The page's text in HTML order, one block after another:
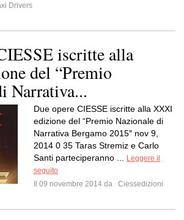
Drivers
iscritte alla
del “Premio
Narrativa...
Due opere CIESSE iscritte alla XXXI
edizione del “Premio Nazionale di
Narrativa Bergamo 2015″ nov 9,
2014 0 35 Taras Stremiz e Carlo
Santi parteciperanno ...
Leggere il
seguito
Il 09 novembre 2014 da
Ciessedizioni